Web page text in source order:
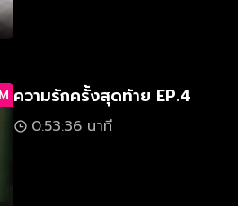
ความรักครั้งสุดท้าย EP.4
0:53:36 นาที